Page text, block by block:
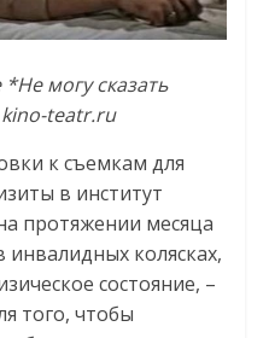
могу сказать
teatr.ru
к съемкам для
в институт
протяжении месяца
колясках,
состояние, –
того, чтобы